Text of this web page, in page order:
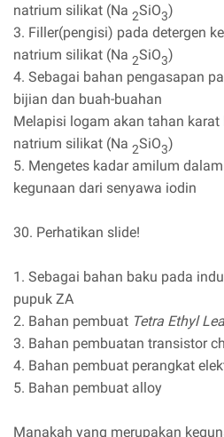
natrium silikat (Na 2SiO3)
3. Filler(pengisi) pada detergen
natrium silikat (Na 2SiO3)
4. Sebagai bahan pengasapan
bijian dan buah-buahan
Melapisi logam akan tahan
natrium silikat (Na 2SiO3)
5. Mengetes kadar amilum
kegunaan dari senyawa iodin
30. Perhatikan slide!
1. Sebagai bahan baku pada
pupuk ZA
2. Bahan pembuat Tetra Ethyl
3. Bahan pembuatan transistor
4. Bahan pembuat perangkat
5. Bahan pembuat alloy
Manakah yang merupakan